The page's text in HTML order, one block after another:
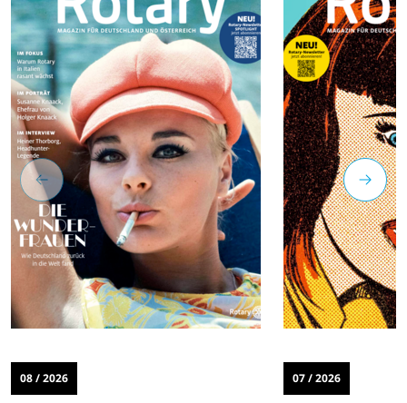
08 / 2026 07 / 2026